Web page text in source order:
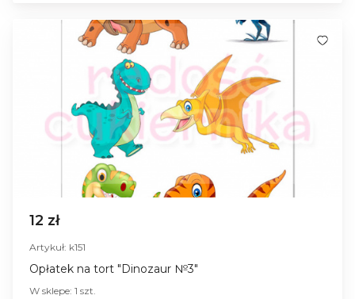
12 zł
Artykuł: k151
Opłatek na tort "Dinozaur №3"
W sklepe: 1 szt.